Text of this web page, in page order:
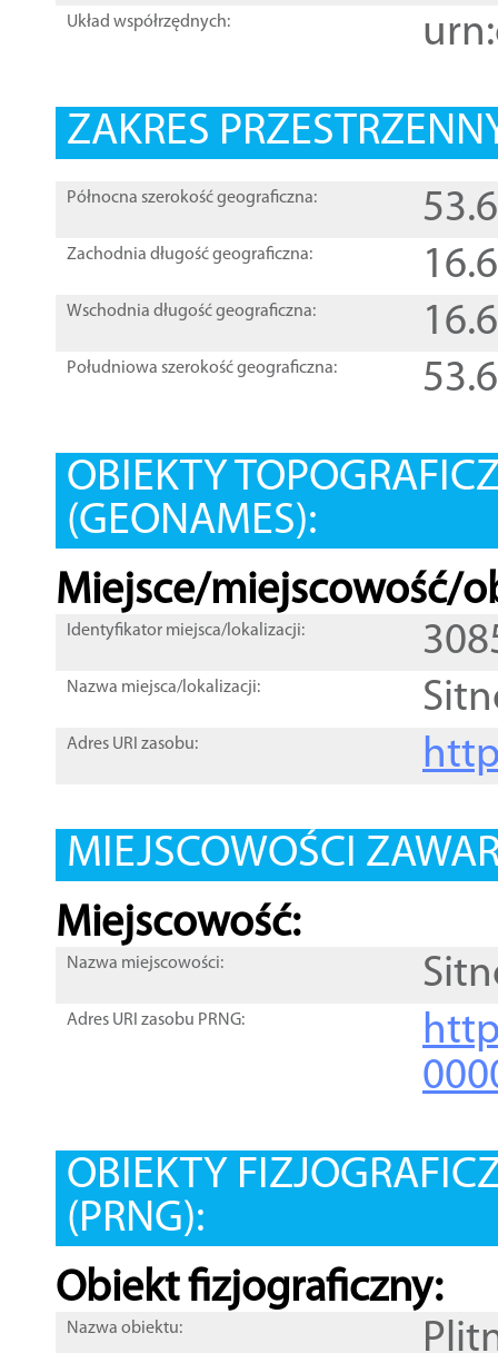
Układ współrzędnych:
ZAKRES
Północna szerokość geograficzna:
Zachodnia długość geograficzna:
Wschodnia długość geograficzna:
Południowa szerokość geograficzna:
OBIEKTY
(GEONAMES):
Miejsce/miejscowość/
Identyfikator miejsca/lokalizacji:
Nazwa miejsca/lokalizacji:
Adres URI zasobu:
MIEJSCOWOŚCI
Miejscowość:
Nazwa miejscowości:
Adres URI zasobu PRNG:
OBIEKTY
(PRNG):
Obiekt fizjograficzny:
Nazwa obiektu: